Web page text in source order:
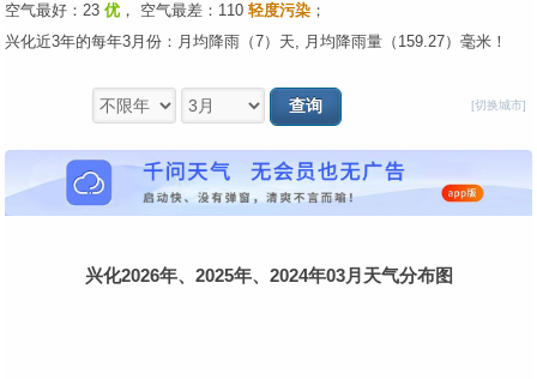
空气最好：23 优 ， 空气最差：110 轻度污染 ；
兴化近3年的每年3月份：月均降雨（7）天, 月均降雨量（159.27）毫米！
[切换城市]
兴化2026年、2025年、2024年03月天气分布图